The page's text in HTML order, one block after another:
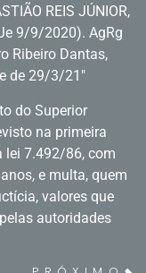
REIS JÚNIOR,
9/9/2020). AgRg
Ribeiro Dantas,
de 29/3/21″
do Superior
na primeira
lei 7.492/86, com
e multa, quem
valores que
autoridades